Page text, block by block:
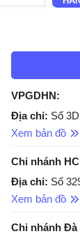
VPGDHN:
Địa chỉ: Số
Xem bản đồ
Chi nhánh
Địa chỉ: Số
Xem bản đồ
Chi nhánh Đà